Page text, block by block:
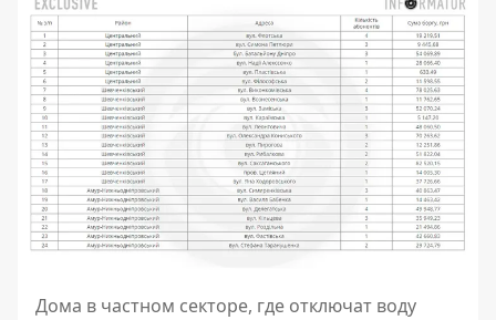
Дома в частном секторе, где отключат воду